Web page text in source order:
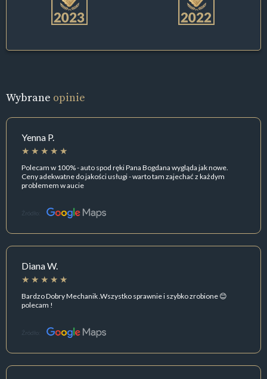
Wybrane opinie
Yenna P.
Polecam w 100% - auto spod ręki Pana Bogdana wygląda jak nowe.
Ceny adekwatne do jakości usługi - warto tam zajechać z każdym
problemem w aucie
Źródło:
Diana W.
Bardzo Dobry Mechanik .Wszystko sprawnie i szybko zrobione 😊
polecam !
Źródło: